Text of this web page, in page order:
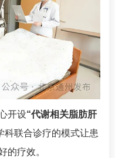
开设“代谢相关脂肪肝
科联合诊疗的模式让患
的疗效。